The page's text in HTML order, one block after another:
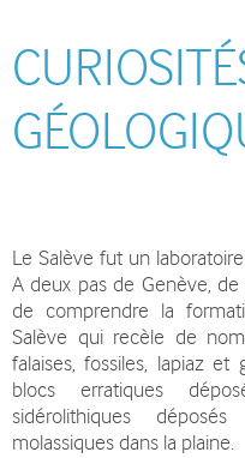
Le Salève fut un
A deux pas de Genève,
de comprendre la
Salève qui recèle de
falaises, fossiles, lapiaz et
blocs erratiques
sidérolithiques
molassiques dans la plaine.